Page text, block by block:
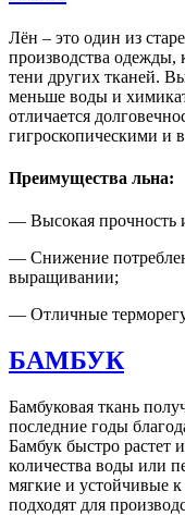
Лён – это один из
производства одежды,
тени других тканей.
меньше воды и
отличается
гигроскопическими и
Преимущества льна:
— Высокая прочность
— Снижение
выращивании;
— Отличные
БАМБУК
Бамбуковая ткань
последние годы
Бамбук быстро растет
количества воды или
мягкие и устойчивые
подходят для